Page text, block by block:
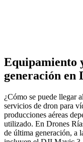
Equipamiento
generación en
¿Cómo se puede llegar
servicios de dron para
producciones aéreas
utilizado. En Drones
de última generación, a